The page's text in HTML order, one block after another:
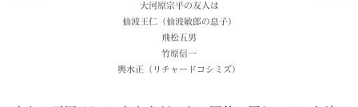
大河原宗平の友人は
仙波王仁（仙波敏郎の息子）
飛松五男
竹原信一
輿水正（リチャードコシミズ）